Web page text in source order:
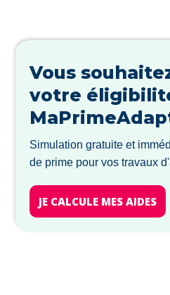
Vous
votre
Simulation gratuite et
de prime pour vos travaux
JE CALCULE MES AIDES